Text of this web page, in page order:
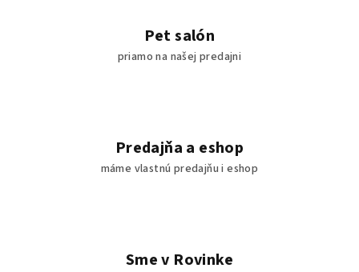
Pet salón
priamo na našej predajni
Predajňa a eshop
máme vlastnú predajňu i eshop
Sme v Rovinke